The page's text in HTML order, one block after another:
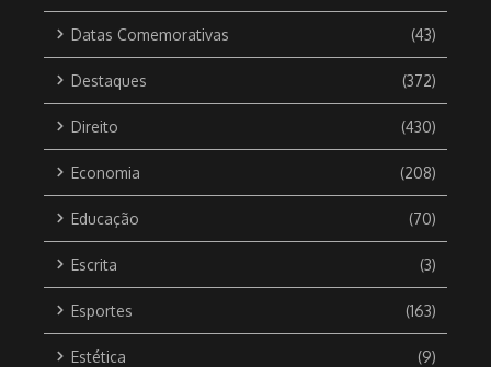
Datas Comemorativas (43)
Destaques (372)
Direito (430)
Economia (208)
Educação (70)
Escrita (3)
Esportes (163)
Estética (9)